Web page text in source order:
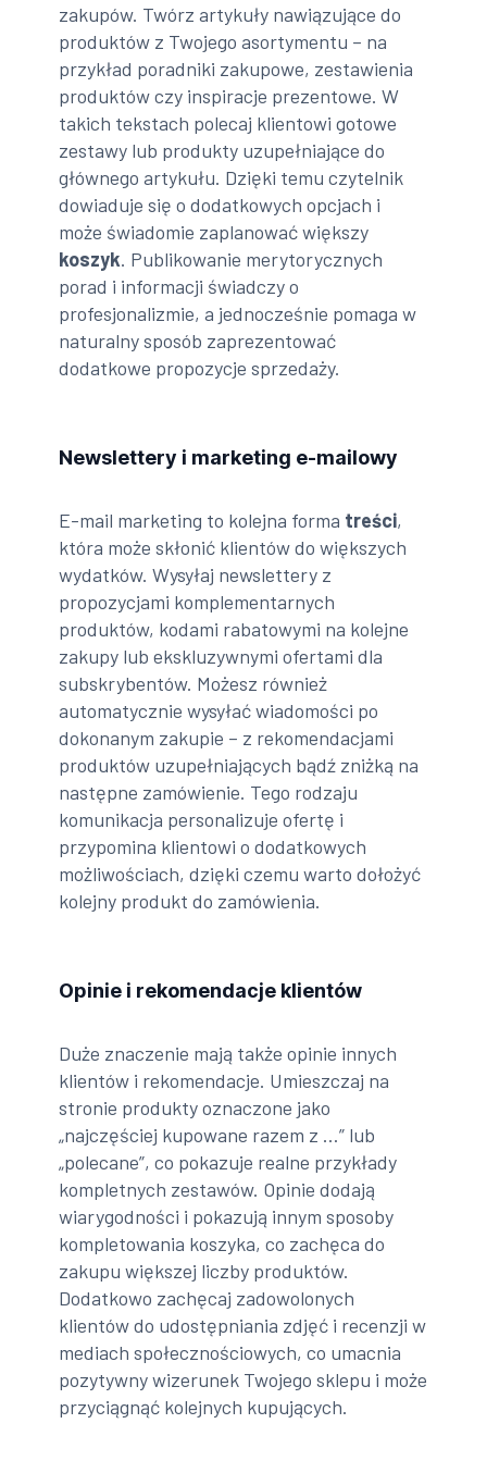
zakupów. Twórz artykuły nawiązujące do
produktów z Twojego asortymentu – na
przykład poradniki zakupowe, zestawienia
produktów czy inspiracje prezentowe. W
takich tekstach polecaj klientowi gotowe
zestawy lub produkty uzupełniające do
głównego artykułu. Dzięki temu czytelnik
dowiaduje się o dodatkowych opcjach i
może świadomie zaplanować większy
koszyk. Publikowanie merytorycznych
porad i informacji świadczy o
profesjonalizmie, a jednocześnie pomaga w
naturalny sposób zaprezentować
dodatkowe propozycje sprzedaży.
Newslettery i marketing e-mailowy
E-mail marketing to kolejna forma treści,
która może skłonić klientów do większych
wydatków. Wysyłaj newslettery z
propozycjami komplementarnych
produktów, kodami rabatowymi na kolejne
zakupy lub ekskluzywnymi ofertami dla
subskrybentów. Możesz również
automatycznie wysyłać wiadomości po
dokonanym zakupie – z rekomendacjami
produktów uzupełniających bądź zniżką na
następne zamówienie. Tego rodzaju
komunikacja personalizuje ofertę i
przypomina klientowi o dodatkowych
możliwościach, dzięki czemu warto dołożyć
kolejny produkt do zamówienia.
Opinie i rekomendacje klientów
Duże znaczenie mają także opinie innych
klientów i rekomendacje. Umieszczaj na
stronie produkty oznaczone jako
„najczęściej kupowane razem z …” lub
„polecane”, co pokazuje realne przykłady
kompletnych zestawów. Opinie dodają
wiarygodności i pokazują innym sposoby
kompletowania koszyka, co zachęca do
zakupu większej liczby produktów.
Dodatkowo zachęcaj zadowolonych
klientów do udostępniania zdjęć i recenzji w
mediach społecznościowych, co umacnia
pozytywny wizerunek Twojego sklepu i może
przyciągnąć kolejnych kupujących.